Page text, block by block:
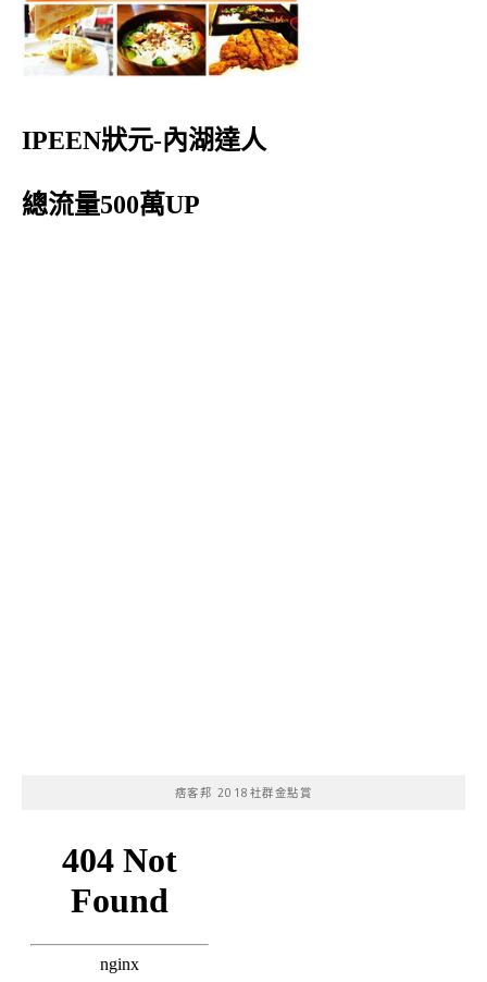
IPEEN狀元-內湖達人
總流量500萬UP
痞客邦 2018社群金點賞